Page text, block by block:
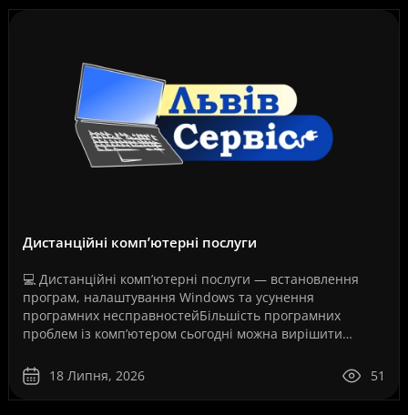
Дистанційні комп’ютерні послуги
💻 Дистанційні комп’ютерні послуги — встановлення
програм, налаштування Windows та усунення
програмних несправностейБільшість програмних
проблем із комп’ютером сьогодні можна вирішити
центру та без оч..
18 Липня, 2026 51